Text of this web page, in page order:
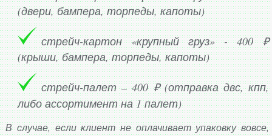
(двери, бампера, торпеды, капоты)
стрейч-картон «крупный груз» - 400 ₽
(крыши, бампера, торпеды, капоты)
стрейч-палет – 400 ₽ (отправка двс, кпп,
либо ассортимент на 1 палет)
В случае, если клиент не оплачивает упаковку вовсе,